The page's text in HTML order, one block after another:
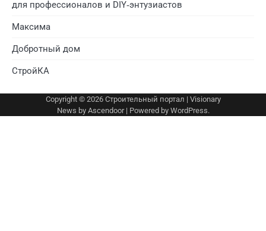
для профессионалов и DIY‑энтузиастов
Максима
Добротный дом
СтройКА
Copyright © 2026 Строительный портал | Visionary
News by Ascendoor| Powered by WordPress.